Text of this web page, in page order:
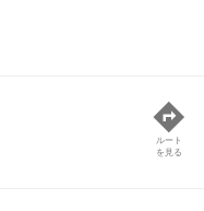
ルート
を見る